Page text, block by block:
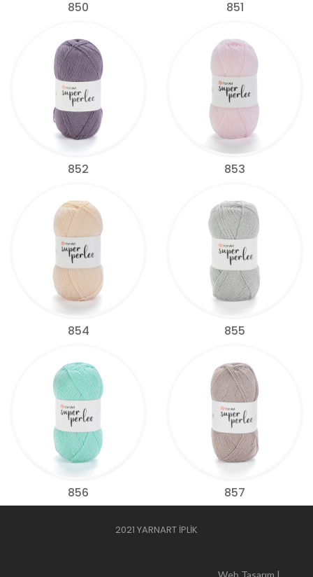
850 851
852 853
854 855
856 857
2021 YARNART İPLİK